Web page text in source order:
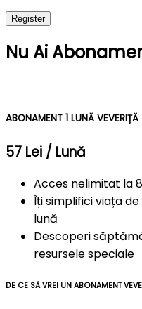
Register
Nu Ai
ABONAMENT 1 LUNĂ VEVERIȚĂ
57 Lei / Lună
Acces nelimitat la
Îți simplifici viața
lună
Descoperi
resursele speciale
DE CE SĂ VREI UN ABONAMENT